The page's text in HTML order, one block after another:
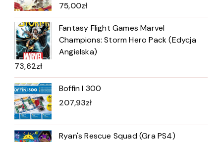
75,00zł
Fantasy Flight Games Marvel
Champions: Storm Hero Pack (Edycja
Angielska)
73,62zł
Boffin I 300
207,93zł
Ryan's Rescue Squad (Gra PS4)